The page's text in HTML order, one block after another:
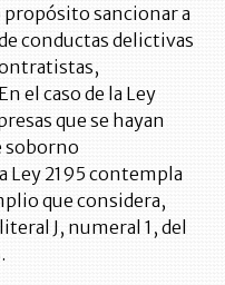
sancionar a
conductas delictivas
el caso de la Ley
que se hayan
soborno
Ley 2195 contempla
que considera,
J, numeral 1, del